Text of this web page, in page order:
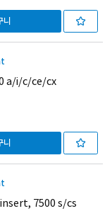
니
a/i/c/ce/cx
니
7500 s/cs